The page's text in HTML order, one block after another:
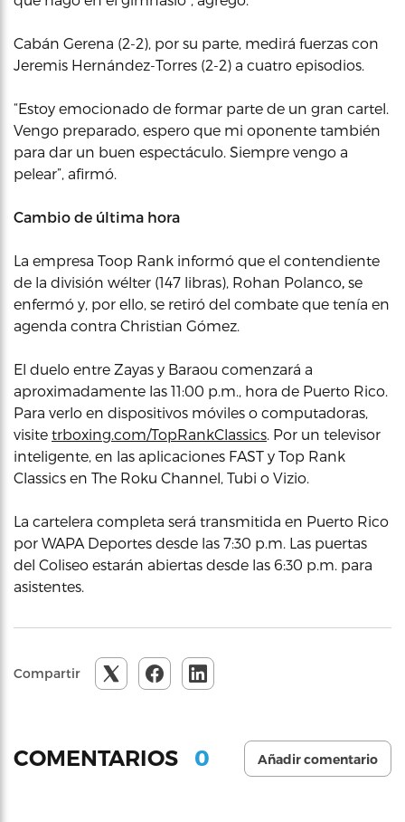
Cabán Gerena (2-2), por su parte, medirá fuerzas con
Jeremis Hernández-Torres (2-2) a cuatro episodios.
“Estoy emocionado de formar parte de un gran cartel.
Vengo preparado, espero que mi oponente también
para dar un buen espectáculo. Siempre vengo a
pelear”, afirmó.
Cambio de última hora
La empresa Toop Rank informó que el contendiente
de la división wélter (147 libras), Rohan Polanco se
enfermó y, por ello, se retiró del combate que tenía en
agenda contra Christian Gómez.
El duelo entre Zayas y Baraou comenzará a
aproximadamente las 11:00 p.m., hora de Puerto Rico.
Para verlo en dispositivos móviles o computadoras,
visite trboxing.com/TopRankClassics . Por un televisor
inteligente, en las aplicaciones FAST y Top Rank
Classics en The Roku Channel, Tubi o Vizio.
La cartelera completa será transmitida en Puerto Rico
por WAPA Deportes desde las 7:30 p.m. Las puertas
del Coliseo estarán abiertas desde las 6:30 p.m. para
asistentes.
Compartir
COMENTARIOS 0 Añadir comentario